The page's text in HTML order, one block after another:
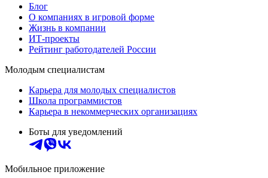
Блог
О компаниях в игровой форме
Жизнь в компании
ИТ-проекты
Рейтинг работодателей России
Молодым специалистам
Карьера для молодых специалистов
Школа программистов
Карьера в некоммерческих организациях
Боты для уведомлений
Мобильное приложение